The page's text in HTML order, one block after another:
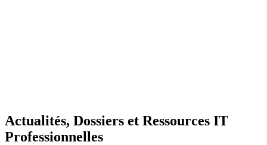
Actualités, Dossiers et Ressources IT
Professionnelles